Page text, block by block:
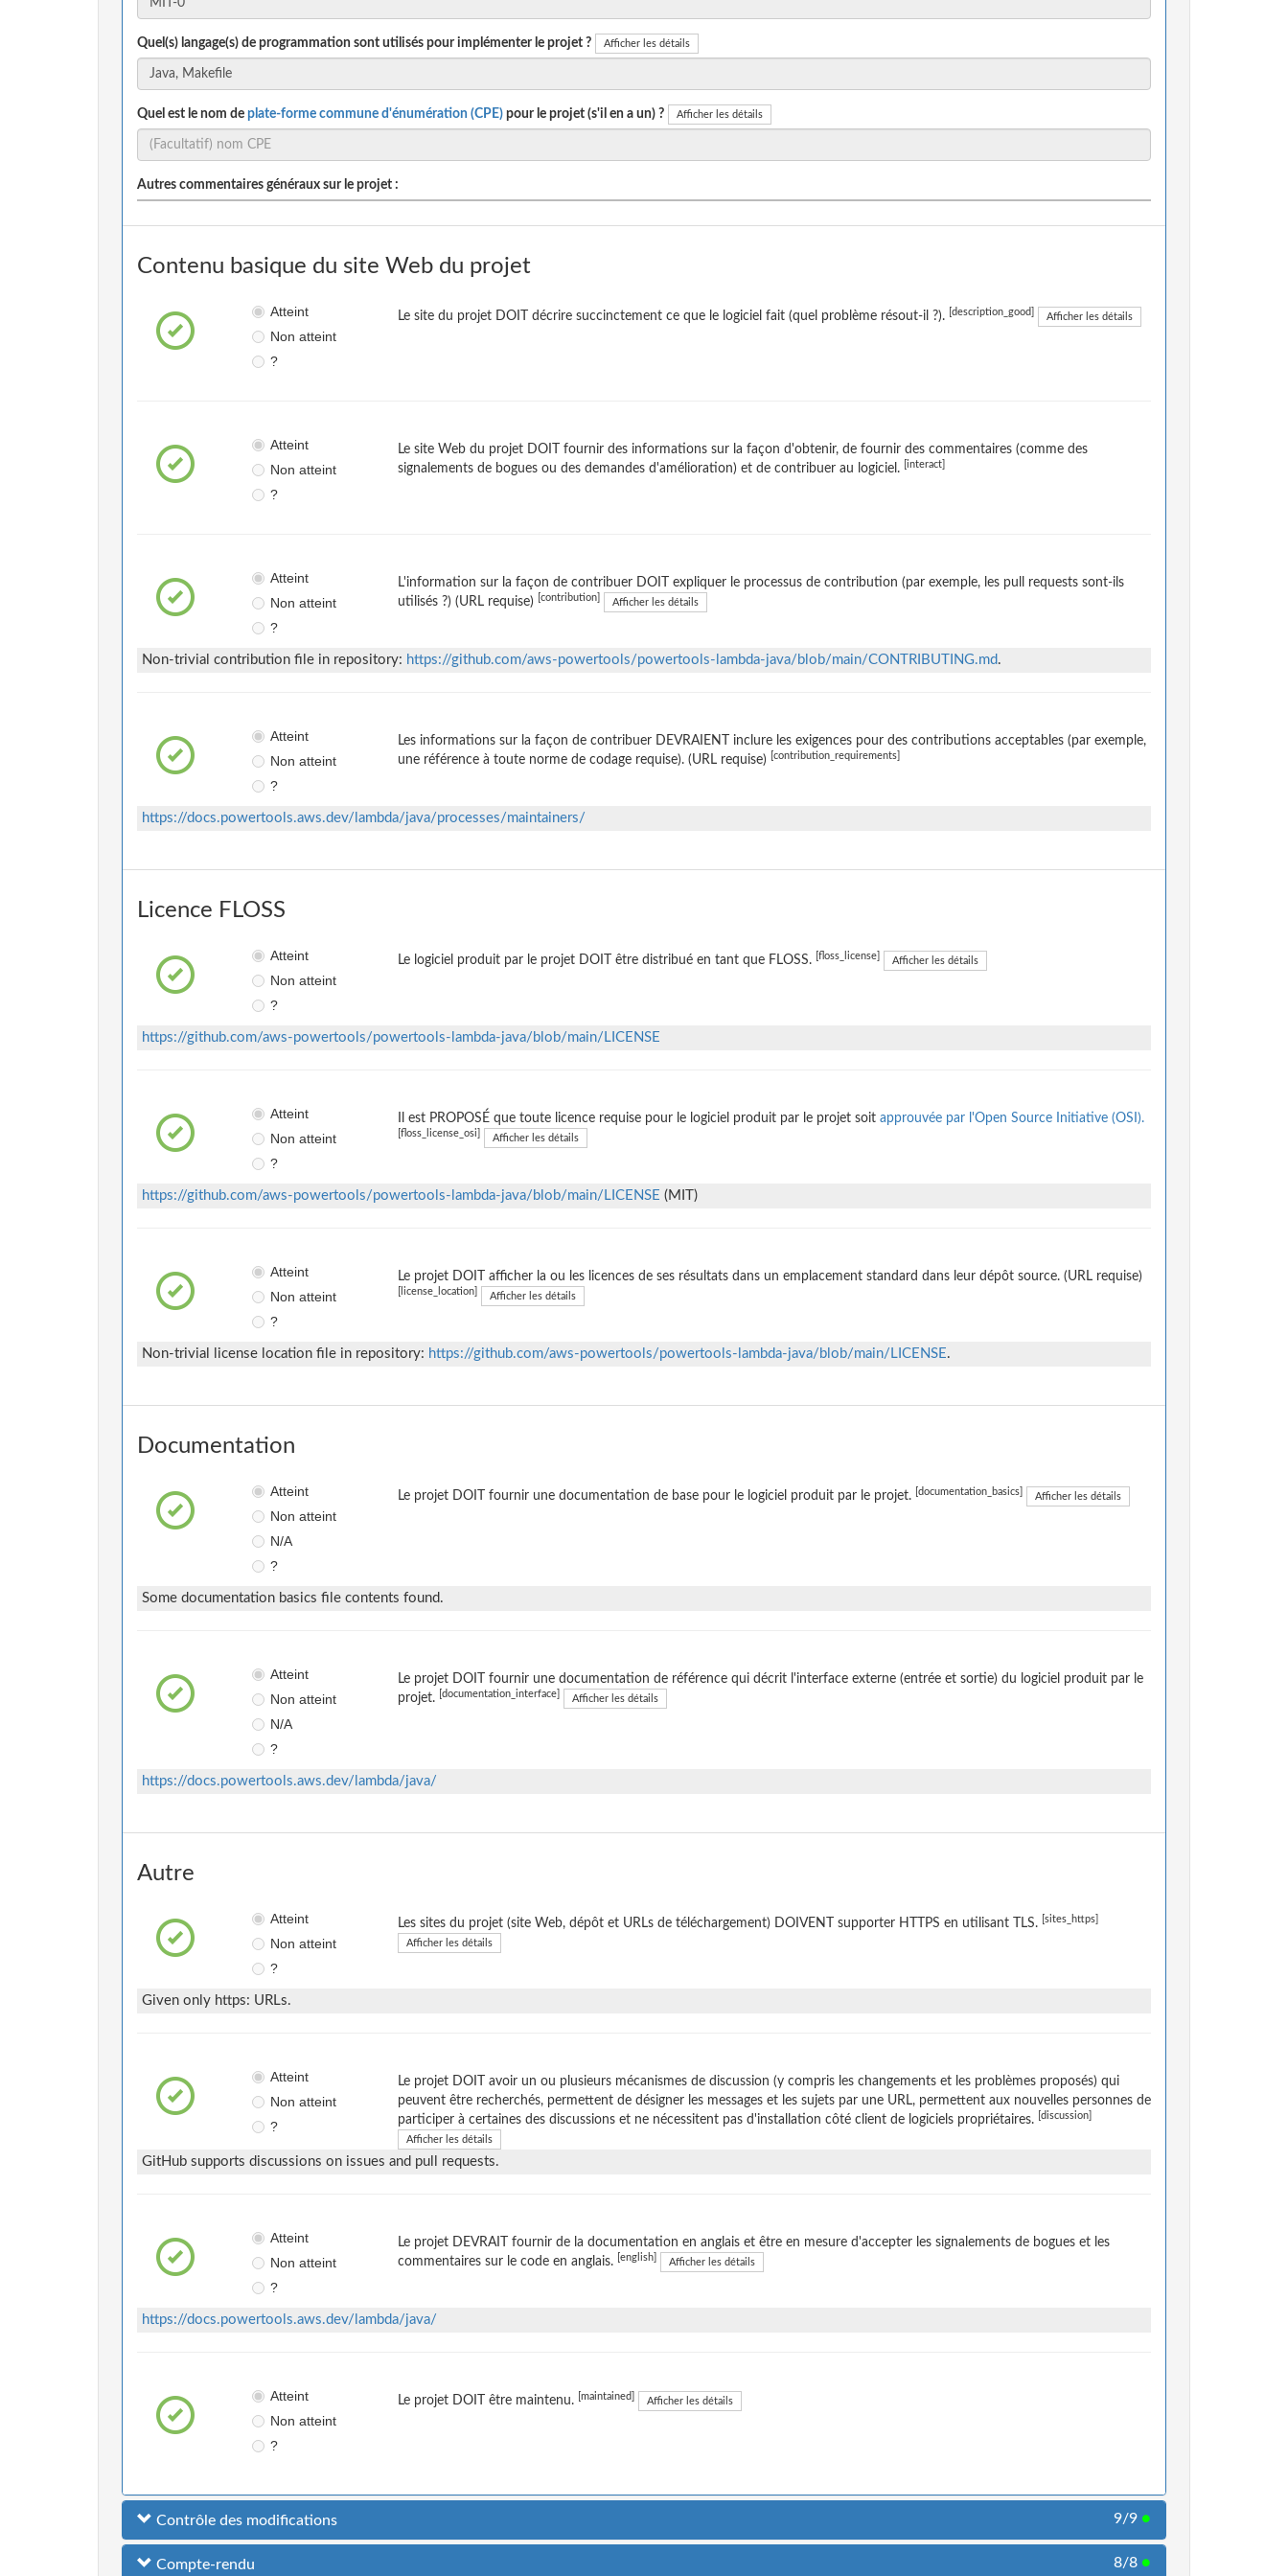
Quel(s) langage(s) de programmation sont utilisés pour implémenter le projet ? Afficher les détails
Quel est le nom de plate-forme commune d'énumération (CPE) pour le projet (s'il en a un) ? Afficher les détails
Autres commentaires généraux sur le projet :
Contenu basique du site Web du projet
Atteint
Non atteint
?
Le site du projet DOIT décrire succinctement ce que le logiciel fait (quel problème résout-il ?). [description_good] Afficher les détails
Atteint
Non atteint
?
Le site Web du projet DOIT fournir des informations sur la façon d'obtenir, de fournir des commentaires (comme des
signalements de bogues ou des demandes d'amélioration) et de contribuer au logiciel.
[interact]
Atteint
Non atteint
?
L'information sur la façon de contribuer DOIT expliquer le processus de contribution (par exemple, les pull requests sont-ils
utilisés ?) (URL requise)
[contribution] Afficher les détails
Non-trivial contribution file in repository: https://github.com/aws-powertools/powertools-lambda-java/blob/main/CONTRIBUTING.md.
Atteint
Non atteint
?
Les informations sur la façon de contribuer DEVRAIENT inclure les exigences pour des contributions acceptables (par exemple,
une référence à toute norme de codage requise). (URL requise)
[contribution_requirements]
https://docs.powertools.aws.dev/lambda/java/processes/maintainers/
Licence FLOSS
Atteint
Non atteint
?
Le logiciel produit par le projet DOIT être distribué en tant que FLOSS. [floss_license] Afficher les détails
https://github.com/aws-powertools/powertools-lambda-java/blob/main/LICENSE
Atteint
Non atteint
?
Il est PROPOSÉ que toute licence requise pour le logiciel produit par le projet soit approuvée par l'Open Source Initiative (OSI).
[floss_license_osi] Afficher les détails
https://github.com/aws-powertools/powertools-lambda-java/blob/main/LICENSE (MIT)
Atteint
Non atteint
?
Le projet DOIT afficher la ou les licences de ses résultats dans un emplacement standard dans leur dépôt source. (URL requise)
[license_location] Afficher les détails
Non-trivial license location file in repository: https://github.com/aws-powertools/powertools-lambda-java/blob/main/LICENSE.
Documentation
Atteint
Non atteint
N/A
?
Le projet DOIT fournir une documentation de base pour le logiciel produit par le projet. [documentation_basics] Afficher les détails
Some documentation basics file contents found.
Atteint
Non atteint
N/A
?
Le projet DOIT fournir une documentation de référence qui décrit l'interface externe (entrée et sortie) du logiciel produit par le
projet.
[documentation_interface] Afficher les détails
https://docs.powertools.aws.dev/lambda/java/
Autre
Atteint
Non atteint
?
Les sites du projet (site Web, dépôt et URLs de téléchargement) DOIVENT supporter HTTPS en utilisant TLS. [sites_https]
Afficher les détails
Given only https: URLs.
Atteint
Non atteint
?
Le projet DOIT avoir un ou plusieurs mécanismes de discussion (y compris les changements et les problèmes proposés) qui
peuvent être recherchés, permettent de désigner les messages et les sujets par une URL, permettent aux nouvelles personnes de
participer à certaines des discussions et ne nécessitent pas d'installation côté client de logiciels propriétaires.
[discussion]
Afficher les détails
GitHub supports discussions on issues and pull requests.
Atteint
Non atteint
?
Le projet DEVRAIT fournir de la documentation en anglais et être en mesure d'accepter les signalements de bogues et les
commentaires sur le code en anglais.
[english] Afficher les détails
https://docs.powertools.aws.dev/lambda/java/
Atteint
Non atteint
?
Le projet DOIT être maintenu. [maintained] Afficher les détails
Contrôle des modifications 9/9 ●
Compte-rendu 8/8 ●